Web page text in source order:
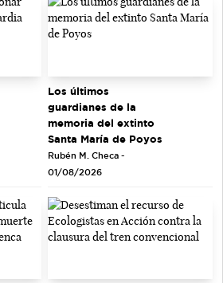
Los últimos
guardianes de la
memoria del extinto
Santa María de Poyos
Rubén M. Checa -
01/08/2026